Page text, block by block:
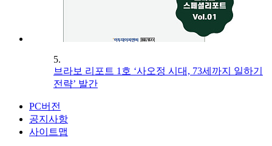
5.
브라보 리포트 1호 ‘사오정 시대, 73세까지 일하기
전략’ 발간
PC버전
공지사항
사이트맵